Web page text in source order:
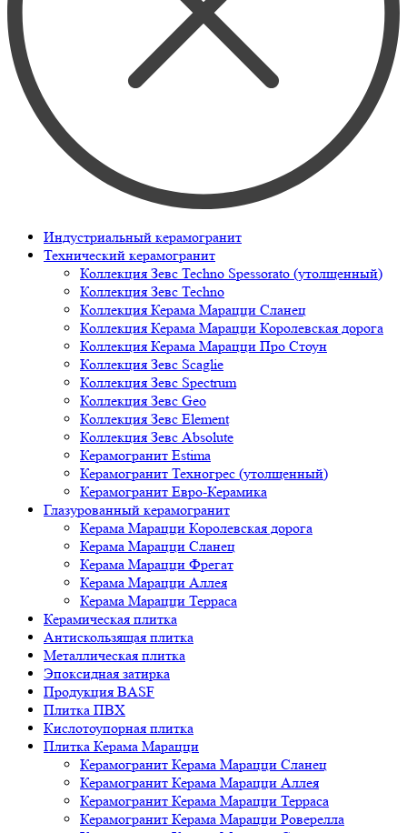
Индустриальный керамогранит
Технический керамогранит
Коллекция Зевс Techno Spessorato (утолщенный)
Коллекция Зевс Techno
Коллекция Керама Марацци Сланец
Коллекция Керама Марацци Королевская дорога
Коллекция Керама Марацци Про Стоун
Коллекция Зевс Scaglie
Коллекция Зевс Spectrum
Коллекция Зевс Geo
Коллекция Зевс Element
Коллекция Зевс Absolute
Керамогранит Estima
Керамогранит Техногрес (утолщенный)
Керамогранит Евро-Керамика
Глазурованный керамогранит
Керама Марацци Королевская дорога
Керама Марацци Сланец
Керама Марацци Фрегат
Керама Марацци Аллея
Керама Марацци Терраса
Керамическая плитка
Антискользящая плитка
Металлическая плитка
Эпоксидная затирка
Продукция BASF
Плитка ПВХ
Кислотоупорная плитка
Плитка Керама Марацци
Керамогранит Керама Марацци Сланец
Керамогранит Керама Марацци Аллея
Керамогранит Керама Марацци Терраса
Керамогранит Керама Марацци Роверелла